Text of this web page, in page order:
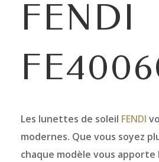
FENDI
Les lunettes de soleil FENDI
modernes. Que vous soyez
chaque modèle vous apporte